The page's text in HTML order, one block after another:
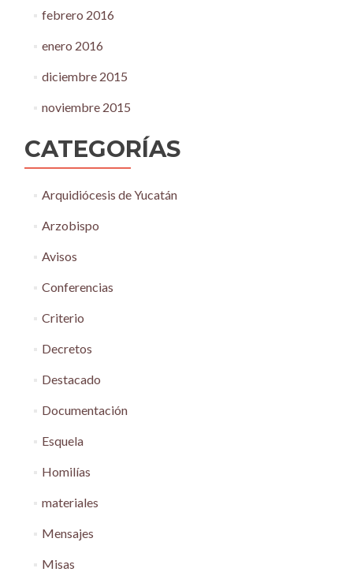
febrero 2016
enero 2016
diciembre 2015
noviembre 2015
CATEGORÍAS
Arquidiócesis de Yucatán
Arzobispo
Avisos
Conferencias
Criterio
Decretos
Destacado
Documentación
Esquela
Homilías
materiales
Mensajes
Misas